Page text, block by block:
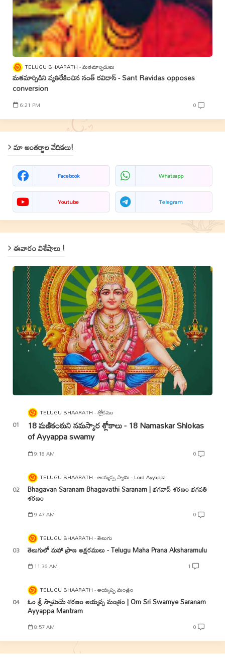
TELUGU BHAARATH మతమార్పిడులు
మతమార్పిడిని వ్యతిరేకించిన సంత్‌ రవిదాస్‌ - Sant Ravidas opposes
conversion
6:21 PM 0
మా అంతర్జాల వేదికలు!
Facebook Whatsapp
Youtube Telegram
ఈవారం విశేషాలు !
TELUGU BHAARATH శ్లోకము
18 మణికంఠుని నమస్కార శ్లోకాలు - 18 Namaskar Shlokas
of Ayyappa swamy
9:18 AM 0
TELUGU BHAARATH అయ్యప్ప స్వామి - Lord Ayyappa
Bhagavan Saranam Bhagavathi Saranam | భగవాన్ శరణం భగవతి
శరణం
9:47 AM 0
TELUGU BHAARATH తెలుగు
తెలుగులో మహా ప్రాణ అక్షరములు - Telugu Maha Prana Aksharamulu
11:36 AM 1
TELUGU BHAARATH అయ్యప్ప మంత్రం
ఓం శ్రీ స్వామియే శరణం అయ్యప్ప మంత్రం | Om Sri Swamye Saranam
Ayyappa Mantram
8:57 AM 0